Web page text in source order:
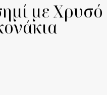
με Χρυσό